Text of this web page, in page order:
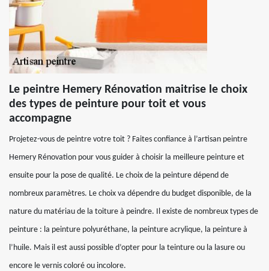
Le peintre Hemery Rénovation maitrise le choix
des types de peinture pour toit et vous
accompagne
Projetez-vous de peintre votre toit ? Faites confiance à l’artisan peintre
Hemery Rénovation pour vous guider à choisir la meilleure peinture et
ensuite pour la pose de qualité. Le choix de la peinture dépend de
nombreux paramètres. Le choix va dépendre du budget disponible, de la
nature du matériau de la toiture à peindre. Il existe de nombreux types de
peinture : la peinture polyuréthane, la peinture acrylique, la peinture à
l’huile. Mais il est aussi possible d’opter pour la teinture ou la lasure ou
encore le vernis coloré ou incolore.